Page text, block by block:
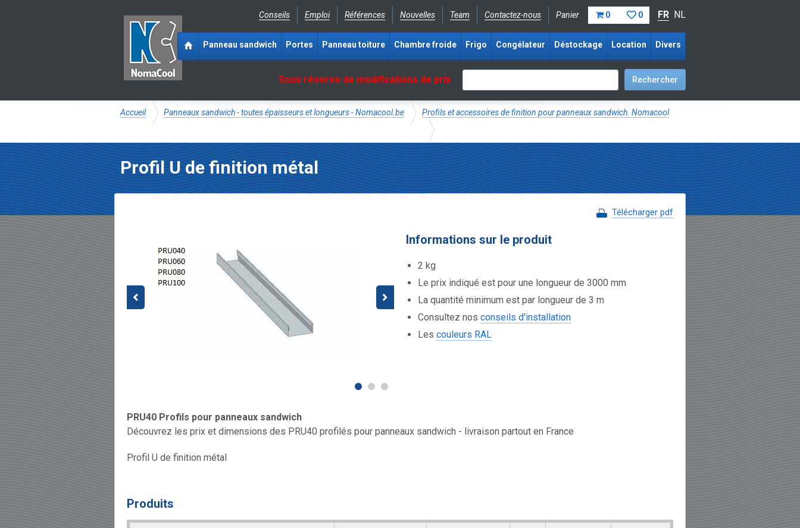
Conseils Emploi Références Nouvelles Team Contactez-nous Panier 0 0 FR NL
Sous réserve de modifications de prix
Panneau sandwich Portes Panneau toiture Chambre froide Frigo Congélateur Déstockage Location Divers
Accueil Panneaux sandwich - toutes épaisseurs et longueurs - Nomacool.be Profils et accessoires de finition pour panneaux sandwich. Nomacool
Profil U de finition métal
Télécharger pdf
Informations sur le produit
2 kg
Le prix indiqué est pour une longueur de 3000 mm
La quantité minimum est par longueur de 3 m
Consultez nos conseils d'installation
Les couleurs RAL
PRU40 Profils pour panneaux sandwich
Découvrez les prix et dimensions des PRU40 profilés pour panneaux sandwich - livraison partout en France
Profil U de finition métal
Produits